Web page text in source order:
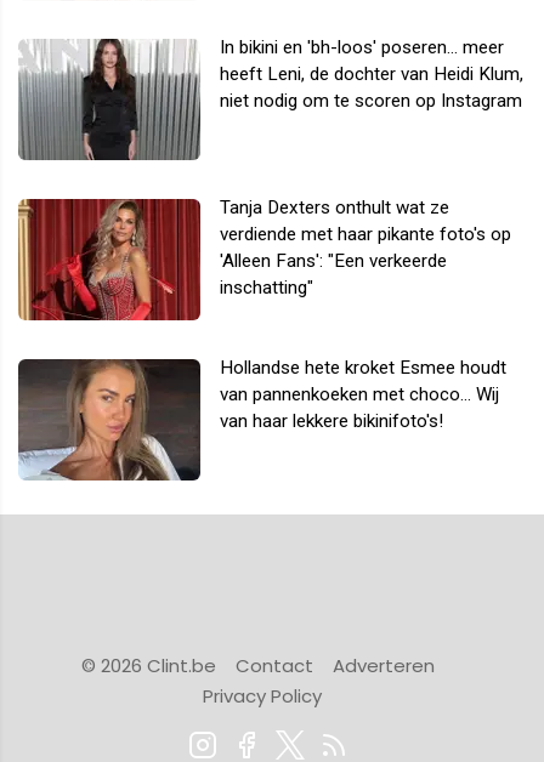
In bikini en 'bh-loos' poseren... meer
heeft Leni, de dochter van Heidi Klum,
niet nodig om te scoren op Instagram
Tanja Dexters onthult wat ze
verdiende met haar pikante foto's op
'Alleen Fans': "Een verkeerde
inschatting"
Hollandse hete kroket Esmee houdt
van pannenkoeken met choco... Wij
van haar lekkere bikinifoto's!
© 2026 Clint.be Contact
Adverteren
Privacy Policy